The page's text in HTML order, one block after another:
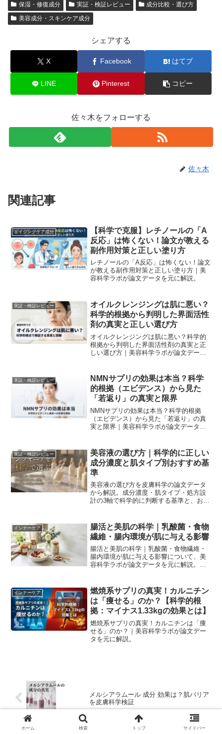
保湿・修復成分 実証・検証レビュー
成分比較・選び方
美容成分・スキンケア成分
シェアする
X Facebook はてブ
LINE Pinterest コピー
佐々木をフォローする
佐々木
関連記事
エイジングケア成分
【科学で克服】レチノールの「A
反応」は怖くない！論文が教える
副作用対策と正しい塗り方
レチノールの「A反応」は怖くない！論文
が教える副作用対策と正しい塗り方｜美
容科学ラボが論文データを元に解説。
実証・検証レビュー
オイルクレンジングは肌に悪い？
科学的根拠から判明した界面活性
剤の真実と正しい選び方
オイルクレンジングは肌に悪い？科学的
根拠から判明した界面活性剤の真実と正
しい選び方｜美容科学ラボが論文データ
実証・検証レビュー
NMNサプリの効果は本当？科学
的根拠（エビデンス）から見た
「若返り」の真実と限界
NMNサプリの効果は本当？科学的根拠
（エビデンス）から見た「若返り」の真
実と限界｜美容科学ラボが論文データを
実証・検証レビュー
美容液の選び方｜科学的に正しい
成分濃度と肌タイプ別おすすめ基
準
美容液の選び方を皮膚科学の論文データ
から解説。成分濃度・肌タイプ・処方設
計の3軸で科学的に判断する基準と、おす
インナーケア
腸活と美肌の科学｜乳酸菌・食物
繊維・腸内環境が肌に与える影響
腸活と美肌の科学｜乳酸菌・食物繊維・
腸内環境が肌に与える影響について、美
容科学ラボが論文データを元に解説。科
インナーケア
燃焼系サプリの真実！カルニチン
は「痩せる」のか？【科学的根
拠：マイナス1.33kgの効果とは】
燃焼系サプリの真実！カルニチンは「痩
せる」のか？｜美容科学ラボが論文デー
タを元に解説。
メルシアラムール 成分 効果は？肌バリア
を皮膚科学検証
ホーム 検索 トップ サイドバー